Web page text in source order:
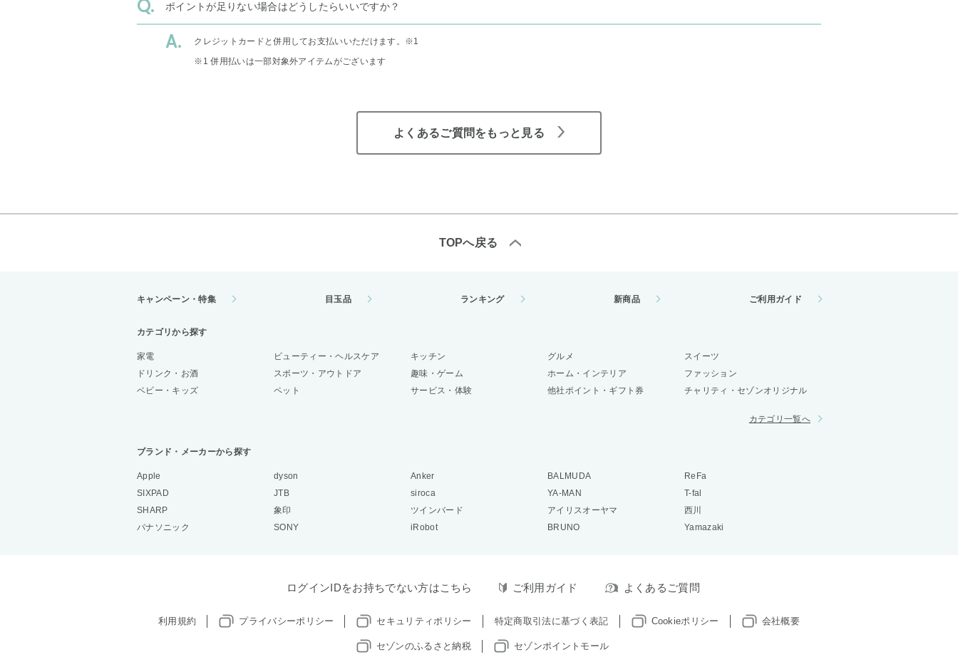
ポイントが足りない場合はどうしたらいいですか？
クレジットカードと併用してお支払いいただけます。 ※1
※1 併用払いは一部対象外アイテムがございます
よくあるご質問をもっと見る
TOPへ戻る
キャンペーン・特集 目玉品 ランキング 新商品 ご利用ガイド
カテゴリから探す
家電 ビューティー・ヘルスケア キッチン グルメ
スイーツ
ドリンク・お酒
スポーツ・アウトドア 趣味・ゲーム ホーム・インテリア
ファッション
ベビー・キッズ
ペット サービス・体験 他社ポイント・ギフト券 チャリティ・セゾンオリジナル
カテゴリ一覧へ
ブランド・メーカーから探す
Apple dyson Anker BALMUDA
ReFa
SIXPAD
JTB siroca YA-MAN
T-fal
SHARP
象印 ツインバード アイリスオーヤマ
西川
パナソニック
SONY iRobot BRUNO Yamazaki
ログインIDをお持ちでない方はこちら ご利用ガイド よくあるご質問
利用規約 プライバシーポリシー セキュリティポリシー 特定商取引法に基づく表記 Cookieポリシー 会社概要
セゾンのふるさと納税 セゾンポイントモール